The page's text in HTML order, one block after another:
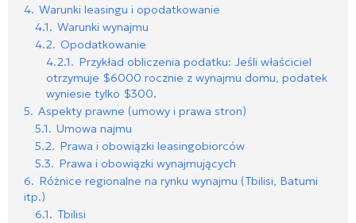
4. Warunki leasingu i opodatkowanie
4.1. Warunki wynajmu
4.2. Opodatkowanie
4.2.1. Przykład obliczenia podatku: Jeśli właściciel
otrzymuje $6000 rocznie z wynajmu domu, podatek
wyniesie tylko $300.
5. Aspekty prawne (umowy i prawa stron)
5.1. Umowa najmu
5.2. Prawa i obowiązki leasingobiorców
5.3. Prawa i obowiązki wynajmujących
6. Różnice regionalne na rynku wynajmu (Tbilisi, Batumi
itp.)
6.1. Tbilisi